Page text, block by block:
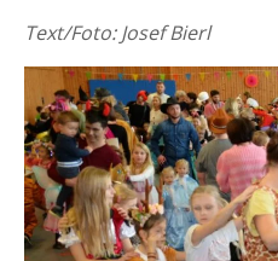
Text/Foto: Josef Bierl